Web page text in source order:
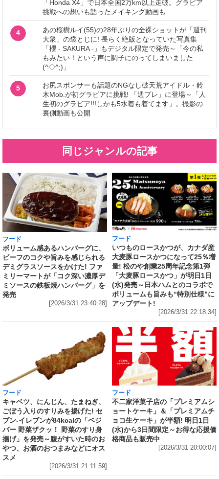
「Honda X4」で日本全国2万km以上走破。グラビア
挑戦への想いも語ったメイキング動画も
4
あの桜樹ルイ(55)の28年ぶりの全裸ショットが「週刊
大衆」の袋とじに! 長らく絶版となっていた写真集
「櫻 - SAKURA -」もデジタル限定で発売～「今の私
もみたい！という声に調子にのってしまいました
(^◇^;)」
5
お尻スポンサーも話題のNGなし破天荒アイドル・鈴
木Mob.が初グラビアに挑戦! 「週プレ」に登場～「人
生初のグラビア!!!しかも5水着も着てます」。撮影の
裏側動画も公開
同じジャンルの記事
フード
ボリューム感あるハンバーグに、
ビーフのコクや旨みを感じられる
デミグラスソースをかけた! ファ
ミリーマートが「コク深い濃厚デ
ミソースの鉄板焼ハンバーグ」を
発売
[2026/3/31 23:40:28]
フード
いつものロースかつが、カナダ産
大麦豚ロースかつになって25％増
量! 松のや創業25周年記念第1弾
「大麦豚ロースかつ」が明日1日
(水)発売～日本ハムとのコラボで
ボリュームも旨みも“特別仕様”に
アップデート!
[2026/3/31 22:18:34]
フード
キャベツ、にんじん、たまねぎ、
ごぼう入りのすりみを揚げた! セ
ブン‐イレブンが84kcalの「ベジ
バー 野菜ザクッ！ 野菜のすり身
揚げ」を発売～腹がすいた時のお
やつ、お酒のおつまみなどにオス
スメ
[2026/3/31 21:11:59]
フード
不二家洋菓子店の「プレミアムシ
ョートケーキ」＆「プレミアムチ
ョコ生ケーキ」が半額! 明日1日
(水)から3日間限定～お得な応援価
格商品も販売中
[2026/3/31 20:00:07]